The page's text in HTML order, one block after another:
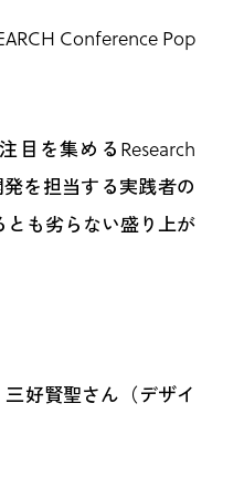
Conference Pop
目を集めるResearch
を担当する実践者の
も劣らない盛り上が
好賢聖さん（デザイ